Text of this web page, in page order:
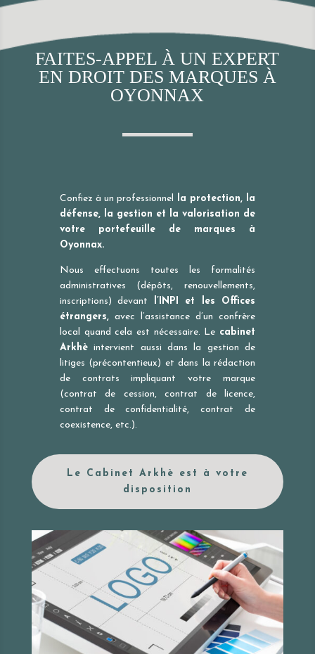
FAITES-APPEL À UN EXPERT
EN DROIT DES MARQUES À
OYONNAX
Confiez à un professionnel la protection, la
défense, la gestion et la valorisation de
votre portefeuille de marques à
Oyonnax.
Nous effectuons toutes les formalités
administratives (dépôts, renouvellements,
inscriptions) devant l’INPI et les Offices
étrangers,avec l’assistance d’un confrère
local quand cela est nécessaire. Le cabinet
Arkhèintervient aussi dans la gestion de
litiges (précontentieux) et dans la rédaction
de contrats impliquant votre marque
(contrat de cession, contrat de licence,
contrat de confidentialité, contrat de
coexistence, etc.).
Le Cabinet Arkhè est à votre
disposition